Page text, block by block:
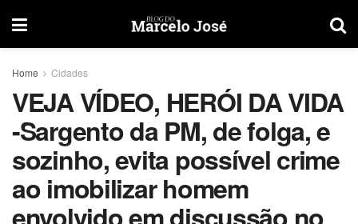
Home Cidades
VEJA VÍDEO, HERÓI DA VIDA
-Sargento da PM, de folga, e
sozinho, evita possível crime
ao imobilizar homem